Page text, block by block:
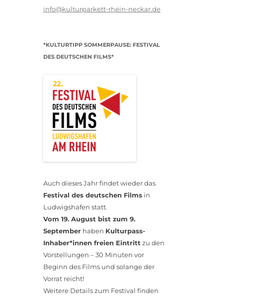
info@kulturparkett-rhein-neckar.de
*KULTURTIPP SOMMERPAUSE: FESTIVAL
DES DEUTSCHEN FILMS*
Auch dieses Jahr findet wieder das
Festival des deutschen Films in
Ludwigshafen statt.
Vom 19. August bist zum 9.
September haben Kulturpass-
Inhaber*innen freien Eintritt zu den
Vorstellungen – 30 Minuten vor
Beginn des Films und solange der
Vorrat reicht!
Weitere Details zum Festival finden